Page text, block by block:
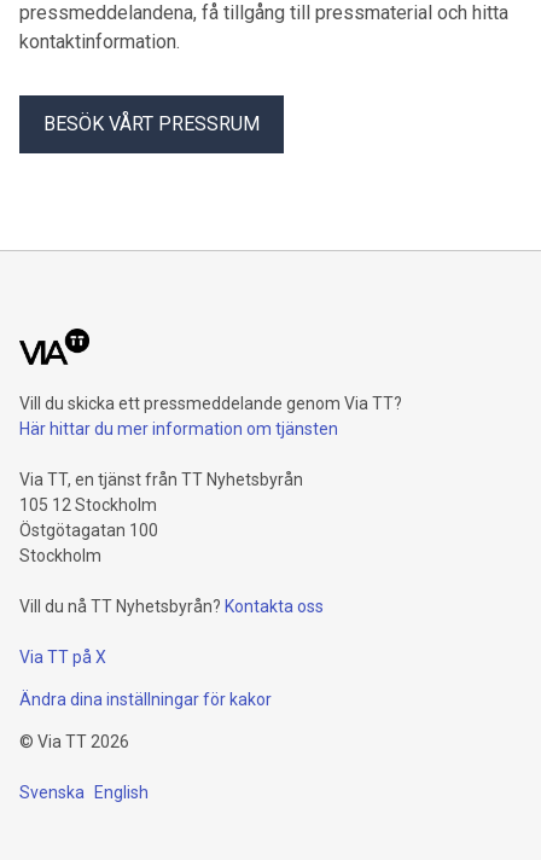
pressmeddelandena, få tillgång till pressmaterial och hitta
kontaktinformation.
BESÖK VÅRT PRESSRUM
Vill du skicka ett pressmeddelande genom Via TT?
Här hittar du mer information om tjänsten
Via TT, en tjänst från TT Nyhetsbyrån
105 12 Stockholm
Östgötagatan 100
Stockholm
Vill du nå TT Nyhetsbyrån? Kontakta oss
Via TT på X
Ändra dina inställningar för kakor
© Via TT2026
Svenska English